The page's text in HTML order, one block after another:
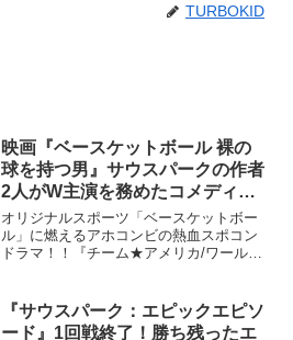
TURBOKID
映画『ベースケットボール 裸の
球を持つ男』サウスパークの作者
2人がW主演を務めたコメディス
ポーツドラマ
オリジナルスポーツ「ベースケットボー
ル」に燃えるアホコンビの熱血スポコン
ドラマ！！『チーム★アメリカ/ワールド
ケットボール 裸の球を持つ男』を紹介し
ます！この映画の主演...
『サウスパーク：エピックエピソ
ード』1回戦終了！勝ち残ったエ